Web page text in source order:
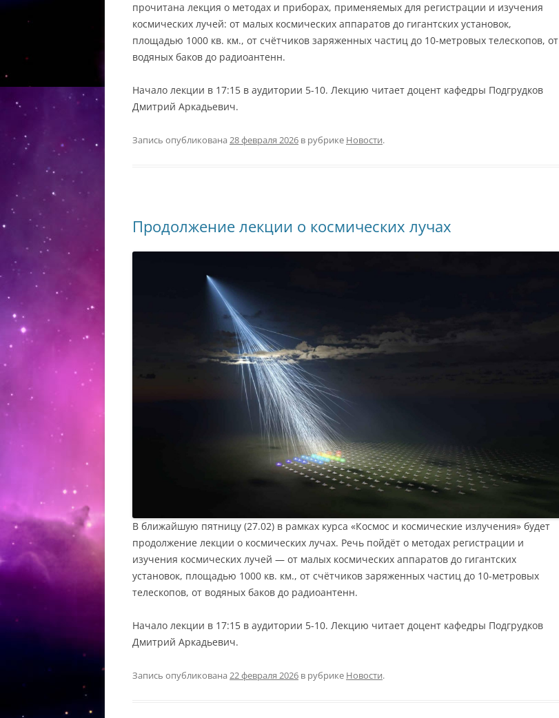
прочитана лекция о методах и приборах, применяемых для регистрации и изучения
космических лучей: от малых космических аппаратов до гигантских установок,
площадью 1000 кв. км., от счётчиков заряженных частиц до 10-метровых телескопов, от
водяных баков до радиоантенн.
Начало лекции в 17:15 в аудитории 5-10. Лекцию читает доцент кафедры Подгрудков
Дмитрий Аркадьевич.
Запись опубликована 28 февраля 2026 в рубрике Новости.
Продолжение лекции о космических лучах
В ближайшую пятницу (27.02) в рамках курса «Космос и космические излучения» будет
продолжение лекции о космических лучах. Речь пойдёт о методах регистрации и
изучения космических лучей — от малых космических аппаратов до гигантских
установок, площадью 1000 кв. км., от счётчиков заряженных частиц до 10-метровых
телескопов, от водяных баков до радиоантенн.
Начало лекции в 17:15 в аудитории 5-10. Лекцию читает доцент кафедры Подгрудков
Дмитрий Аркадьевич.
Запись опубликована 22 февраля 2026 в рубрике Новости.